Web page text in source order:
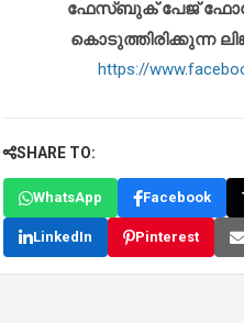
ഫേസ്ബുക് പേജ്
കൊടുത്തിരിക്കുന്ന
https://
SHARE TO:
WhatsApp Facebook
LinkedIn Pinterest